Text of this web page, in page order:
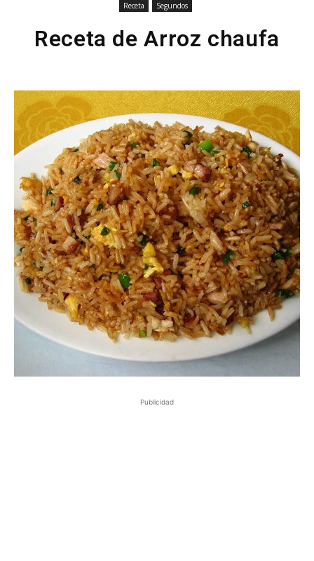
Receta Segundos
Receta de Arroz chaufa
Publicidad